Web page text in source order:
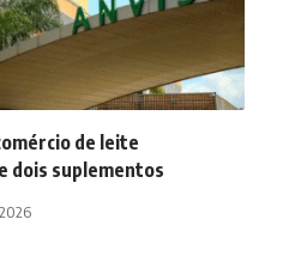
de leite
dois suplementos